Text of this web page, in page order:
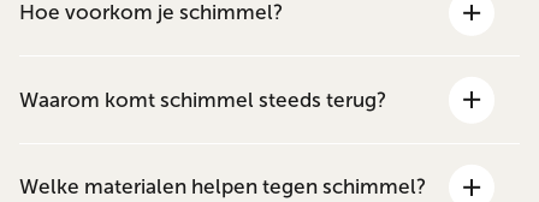
Hoe voorkom je schimmel?
Waarom komt schimmel steeds terug?
Welke materialen helpen tegen schimmel?